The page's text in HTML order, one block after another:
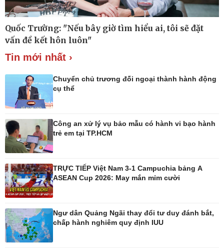
Pháp luật
Vụ án
Tin nóng
Tư vấn luật
Thể thao
Lịch thi đấu bóng đá
Ô tô - Xe máy
Xe máy
Tư vấn
Doanh nghiệp 24h
Doanh nhân
Quốc Trường: "Nếu bây giờ tìm hiểu ai, tôi sẽ đặt
vấn đề kết hôn luôn"
Tin mới nhất ›
Chuyển chủ trương đối ngoại thành hành động
cụ thể
Công an xử lý vụ bảo mẫu có hành vi bạo hành
trẻ em tại TP.HCM
TRỰC TIẾP Việt Nam 3-1 Campuchia bảng A
ASEAN Cup 2026: May mắn mỉm cười
Ngư dân Quảng Ngãi thay đổi tư duy đánh bắt,
chấp hành nghiêm quy định IUU